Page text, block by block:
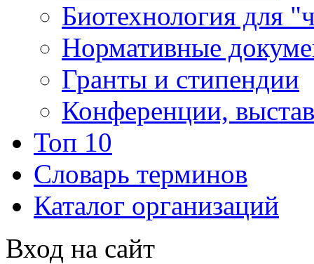
Биотехнология для
Нормативные
Гранты и стипендии
Конференции,
Топ 10
Словарь терминов
Каталог организаций
Вход на сайт